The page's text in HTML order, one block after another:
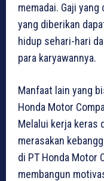
memadai. Gaji
yang diberikan
hidup sehari-hari
para karyawannya.
Manfaat lain yang
Honda Motor
Melalui kerja keras
merasakan
di PT Honda Motor
membangun